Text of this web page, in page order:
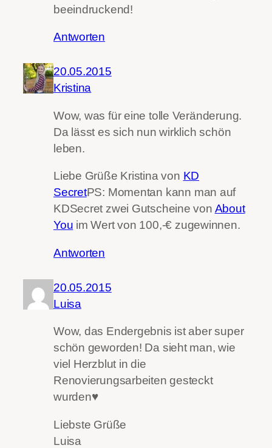
beeindruckend!
Antworten
20.05.2015
Kristina
Wow, was für eine tolle Veränderung.
Da lässt es sich nun wirklich schön
leben.
Liebe Grüße Kristina von KD
SecretPS: Momentan kann man auf
KDSecret zwei Gutscheine von About
You im Wert von 100,-€ zugewinnen.
Antworten
20.05.2015
Luisa
Wow, das Endergebnis ist aber super
schön geworden! Da sieht man, wie
viel Herzblut in die
Renovierungsarbeiten gesteckt
wurden♥
Liebste Grüße
Luisa